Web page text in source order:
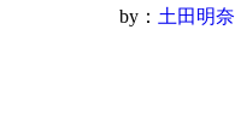
by： 土田明奈